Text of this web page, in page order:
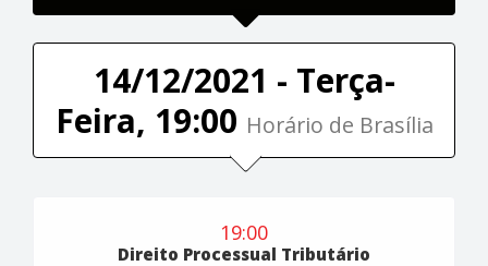
14/12/2021 - Terça-
Feira, 19:00 Horário de Brasília
19:00
Direito Processual Tributário